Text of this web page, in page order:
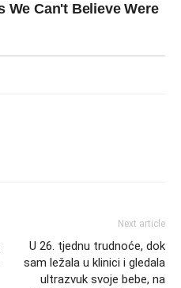
Next article
U 26. tjednu trudnoće, dok
sam ležala u klinici i gledala
ultrazvuk svoje bebe, na